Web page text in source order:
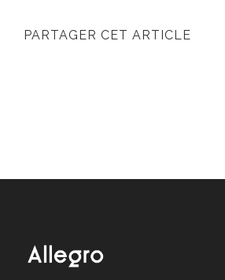
PARTAGER CET ARTICLE